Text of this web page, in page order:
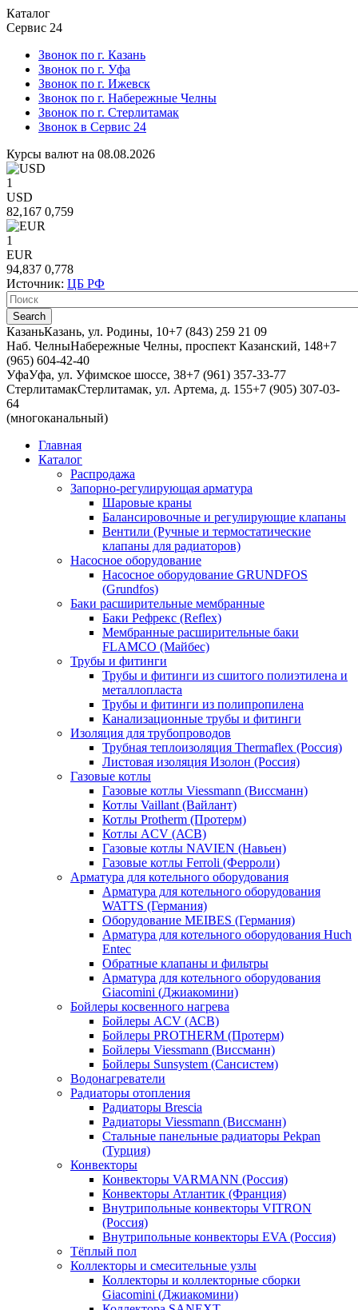
Каталог
Сервис 24
Звонок по г. Казань
Звонок по г. Уфа
Звонок по г. Ижевск
Звонок по г. Набережные Челны
Звонок по г. Стерлитамак
Звонок в Сервис 24
Курсы валют на 08.08.2026
1
USD
82,167 0,759
1
EUR
94,837 0,778
Источник: ЦБ РФ
КазаньКазань, ул. Родины, 10+7 (843) 259 21 09
Наб. ЧелныНабережные Челны, проспект Казанский, 148+7
(965) 604-42-40
УфаУфа, ул. Уфимское шоссе, 38+7 (961) 357-33-77
СтерлитамакСтерлитамак, ул. Артема, д. 155+7 (905) 307-03-
64
(многоканальный)
Главная
Каталог
Распродажа
Запорно-регулирующая арматура
Шаровые краны
Балансировочные и регулирующие клапаны
Вентили (Ручные и термостатические
клапаны для радиаторов)
Насосное оборудование
Насосное оборудование GRUNDFOS
(Grundfos)
Баки расширительные мембранные
Баки Рефрекс (Reflex)
Мембранные расширительные баки
FLAMCO (Майбес)
Трубы и фитинги
Трубы и фитинги из сшитого полиэтилена и
металлопласта
Трубы и фитинги из полипропилена
Канализационные трубы и фитинги
Изоляция для трубопроводов
Трубная теплоизоляция Thermaflex (Россия)
Листовая изоляция Изолон (Россия)
Газовые котлы
Газовые котлы Viessmann (Виссманн)
Котлы Vaillant (Вайлант)
Котлы Protherm (Протерм)
Котлы ACV (АСВ)
Газовые котлы NAVIEN (Навьен)
Газовые котлы Ferroli (Ферроли)
Арматура для котельного оборудования
Арматура для котельного оборудования
WATTS (Германия)
Оборудование MEIBES (Германия)
Арматура для котельного оборудования Huch
Entec
Обратные клапаны и фильтры
Арматура для котельного оборудования
Giacomini (Джиакомини)
Бойлеры косвенного нагрева
Бойлеры ACV (АСВ)
Бойлеры PROTHERM (Протерм)
Бойлеры Viessmann (Виссманн)
Бойлеры Sunsystem (Сансистем)
Водонагреватели
Радиаторы отопления
Радиаторы Brescia
Радиаторы Viessmann (Виссманн)
Стальные панельные радиаторы Pekpan
(Турция)
Конвекторы
Конвекторы VARMANN (Россия)
Конвекторы Атлантик (Франция)
Внутрипольные конвекторы VITRON
(Россия)
Внутрипольные конвекторы EVA (Россия)
Тёплый пол
Коллекторы и смесительные узлы
Коллекторы и коллекторные сборки
Giacomini (Джиакомини)